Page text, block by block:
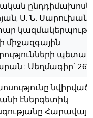
Ս. Ն.
միջազգային
; Սեղմագիր՝ 26
նվիրված
էներգետիկ